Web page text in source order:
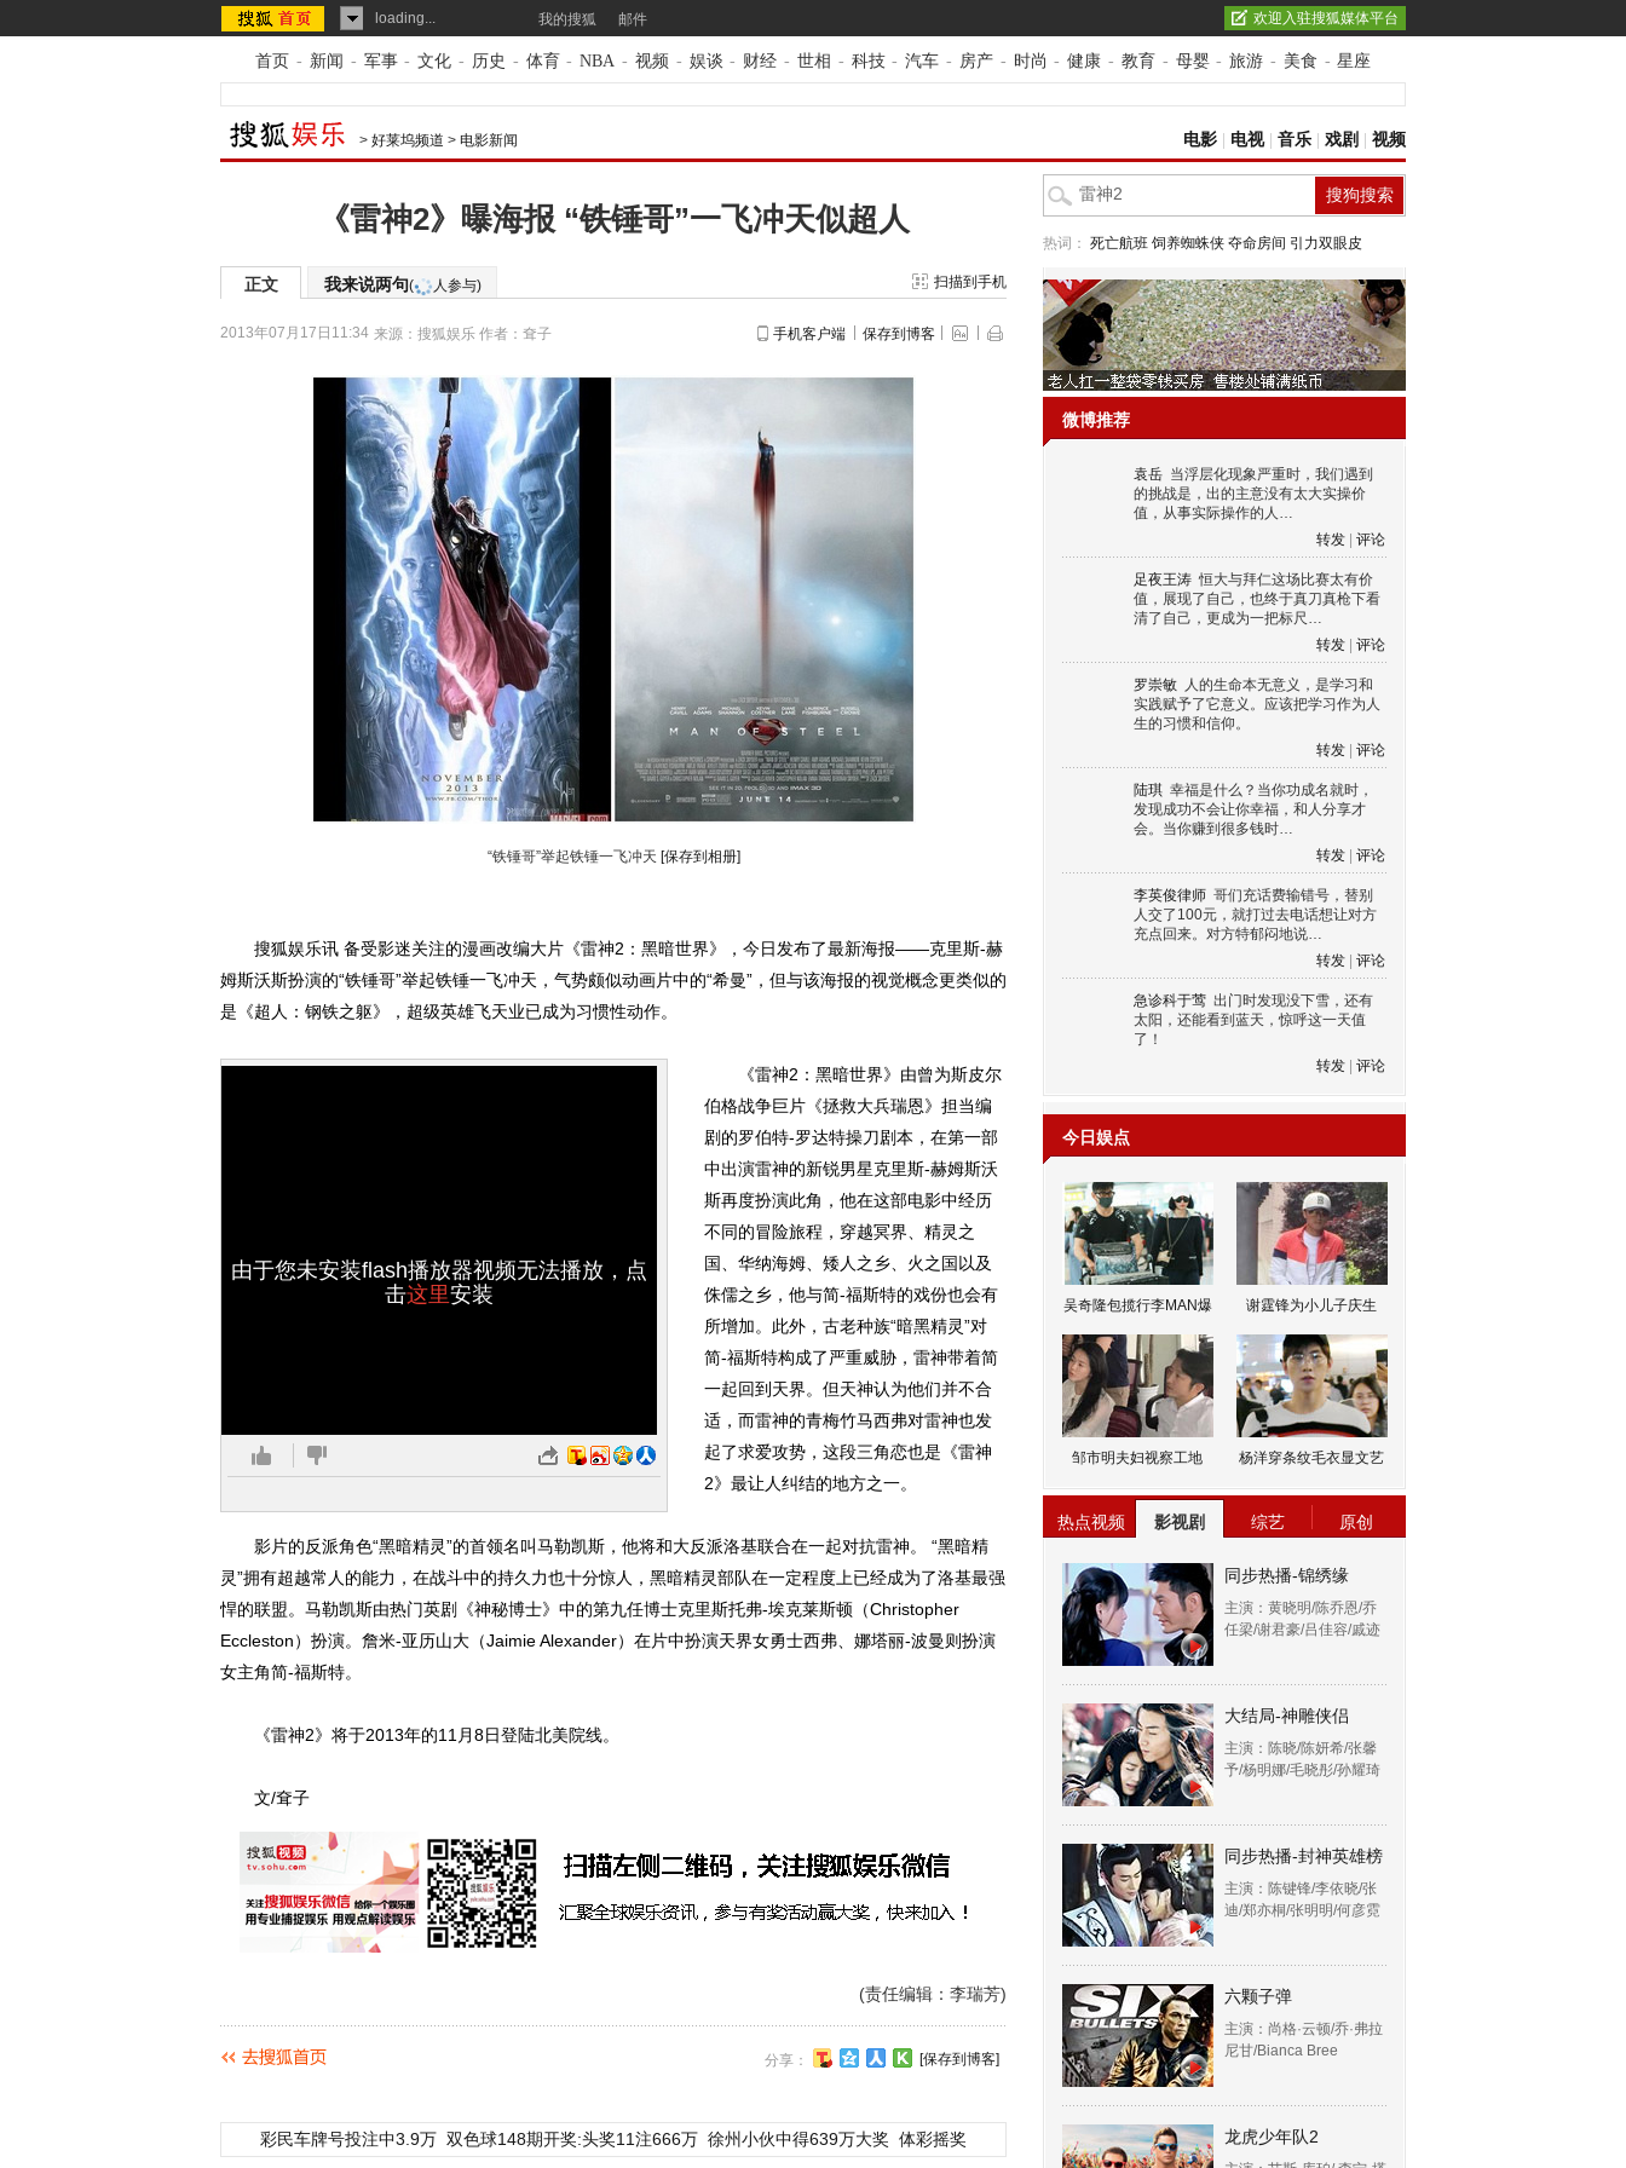
loading... 我的搜狐 邮件 欢迎入驻搜狐媒体平台
首页 - 新闻 - 军事 - 文化 - 历史 - 体育 - NBA - 视频 - 娱谈 - 财经 - 世相 - 科技 - 汽车 - 房产 - 时尚 - 健康 - 教育 - 母婴 - 旅游 - 美食 - 星座
> 好莱坞频道 > 电影新闻 电影 电视| 音乐 戏剧 视频
《雷神2》曝海报 “铁锤哥”一飞冲天似超人
正文 我来说两句( 人参与) 扫描到手机
2013年07月17日11:34 来源： 搜狐娱乐 作者：耷子 手机客户端 保存到博客
“铁锤哥”举起铁锤一飞冲天 [保存到相册]
搜狐娱乐讯 备受影迷关注的漫画改编大片《雷神2：黑暗世界》，今日发布了最新海报——克里斯-赫
姆斯沃斯扮演的“铁锤哥”举起铁锤一飞冲天，气势颇似动画片中的“希曼”，但与该海报的视觉概念更类似的
是《超人：钢铁之躯》，超级英雄飞天业已成为习惯性动作。
由于您未安装flash播放器视频无法播放，点
击这里安装
《雷神2：黑暗世界》由曾为斯皮尔
伯格战争巨片《拯救大兵瑞恩》担当编
剧的罗伯特-罗达特操刀剧本，在第一部
中出演雷神的新锐男星克里斯-赫姆斯沃
斯再度扮演此角，他在这部电影中经历
不同的冒险旅程，穿越冥界、精灵之
国、华纳海姆、矮人之乡、火之国以及
侏儒之乡，他与简-福斯特的戏份也会有
所增加。此外，古老种族“暗黑精灵”对
简-福斯特构成了严重威胁，雷神带着简
一起回到天界。但天神认为他们并不合
适，而雷神的青梅竹马西弗对雷神也发
起了求爱攻势，这段三角恋也是《雷神
2》最让人纠结的地方之一。
影片的反派角色“黑暗精灵”的首领名叫马勒凯斯，他将和大反派洛基联合在一起对抗雷神。 “黑暗精
灵”拥有超越常人的能力，在战斗中的持久力也十分惊人，黑暗精灵部队在一定程度上已经成为了洛基最强
悍的联盟。马勒凯斯由热门英剧《神秘博士》中的第九任博士克里斯托弗-埃克莱斯顿（Christopher
Eccleston）扮演。詹米-亚历山大（Jaimie Alexander）在片中扮演天界女勇士西弗、娜塔丽-波曼则扮演
女主角简-福斯特。
《雷神2》将于2013年的11月8日登陆北美院线。
文/耷子
(责任编辑：李瑞芳)
分享： [保存到博客]
彩民车牌号投注中3.9万 双色球148期开奖:头奖11注666万 徐州小伙中得639万大奖 体彩摇奖
热词： 死亡航班 饲养蜘蛛侠 夺命房间 引力双眼皮
微博推荐
袁岳 当浮层化现象严重时，我们遇到
的挑战是，出的主意没有太大实操价
值，从事实际操作的人…
转发
评论
足夜王涛 恒大与拜仁这场比赛太有价
值，展现了自己，也终于真刀真枪下看
清了自己，更成为一把标尺…
转发
评论
罗崇敏 人的生命本无意义，是学习和
实践赋予了它意义。应该把学习作为人
生的习惯和信仰。
转发
评论
陆琪 幸福是什么？当你功成名就时，
发现成功不会让你幸福，和人分享才
会。当你赚到很多钱时…
转发
评论
李英俊律师 哥们充话费输错号，替别
人交了100元，就打过去电话想让对方
充点回来。对方特郁闷地说…
转发
评论
急诊科于莺 出门时发现没下雪，还有
太阳，还能看到蓝天，惊呼这一天值
了！
转发
评论
今日娱点
吴奇隆包揽行李MAN爆 谢霆锋为小儿子庆生
邹市明夫妇视察工地 杨洋穿条纹毛衣显文艺
热点视频 影视剧 综艺 原创
同步热播-锦绣缘
主演：黄晓明/陈乔恩/乔
任梁/谢君豪/吕佳容/戚迹
大结局-神雕侠侣
主演：陈晓/陈妍希/张馨
予/杨明娜/毛晓彤/孙耀琦
同步热播-封神英雄榜
主演：陈键锋/李依晓/张
迪/郑亦桐/张明明/何彦霓
六颗子弹
主演：尚格·云顿/乔·弗拉
尼甘/Bianca Bree
龙虎少年队2